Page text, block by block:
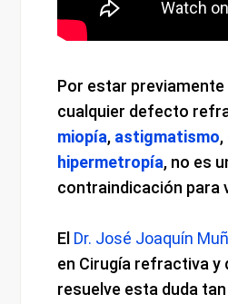
Por estar
cualquier defecto
miopía, astigmatismo
hipermetropía, no es
contraindicación para
El Dr. José Joaquín
en Cirugía refractiva y
resuelve esta duda